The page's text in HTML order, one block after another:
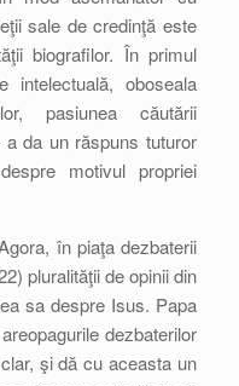
sale de credinţă este
biografilor. În primul
intelectuală, oboseala
pasiunea căutării
da un răspuns tuturor
motivul propriei
în piaţa dezbaterii
pluralităţii de opinii din
sa despre Isus. Papa
dezbaterilor
şi dă cu aceasta un